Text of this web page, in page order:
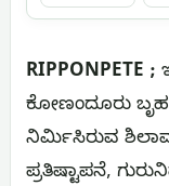
RIPPONPETE ;
ಕೋಣಂದೂರು
ನಿರ್ಮಿಸಿರುವ
ಪ್ರತಿಷ್ಟಾಪನೆ,